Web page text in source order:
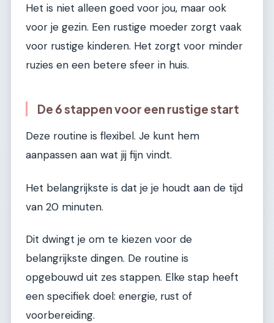
Het is niet alleen goed voor jou, maar ook
voor je gezin. Een rustige moeder zorgt vaak
voor rustige kinderen. Het zorgt voor minder
ruzies en een betere sfeer in huis.
De 6 stappen voor een rustige start
Deze routine is flexibel. Je kunt hem
aanpassen aan wat jij fijn vindt.
Het belangrijkste is dat je je houdt aan de tijd
van 20 minuten.
Dit dwingt je om te kiezen voor de
belangrijkste dingen. De routine is
opgebouwd uit zes stappen. Elke stap heeft
een specifiek doel: energie, rust of
voorbereiding.